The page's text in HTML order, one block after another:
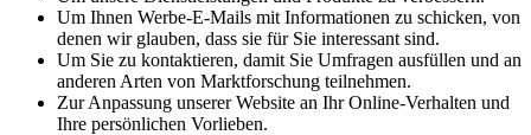
Um Ihnen Werbe-E-Mails mit Informationen zu schicken, von
denen wir glauben, dass sie für Sie interessant sind.
Um Sie zu kontaktieren, damit Sie Umfragen ausfüllen und an
anderen Arten von Marktforschung teilnehmen.
Zur Anpassung unserer Website an Ihr Online-Verhalten und
Ihre persönlichen Vorlieben.